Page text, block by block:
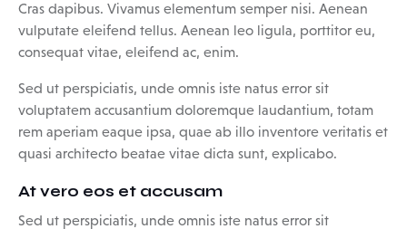
Cras dapibus. Vivamus elementum semper nisi. Aenean
vulputate eleifend tellus. Aenean leo ligula, porttitor eu,
consequat vitae, eleifend ac, enim.
Sed ut perspiciatis, unde omnis iste natus error sit
voluptatem accusantium doloremque laudantium, totam
rem aperiam eaque ipsa, quae ab illo inventore veritatis et
quasi architecto beatae vitae dicta sunt, explicabo.
At vero eos et accusam
Sed ut perspiciatis, unde omnis iste natus error sit